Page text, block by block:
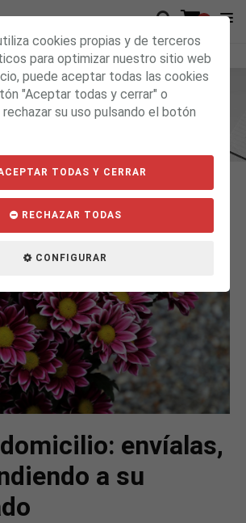
0
BLOG
envíalas,
a su
cookies propias y de terceros
para optimizar nuestro sitio web
puede aceptar todas las cookies
"Aceptar todas y cerrar" o
su uso pulsando el botón
TODAS Y CERRAR
RECHAZAR TODAS
CONFIGURAR